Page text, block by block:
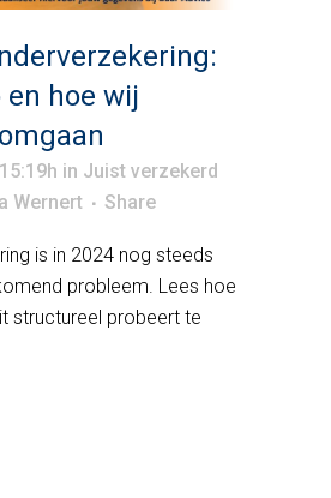
en hoe wij
in Juist verzekerd
Wernert Share
is in 2024 nog steeds
probleem. Lees hoe
structureel probeert te